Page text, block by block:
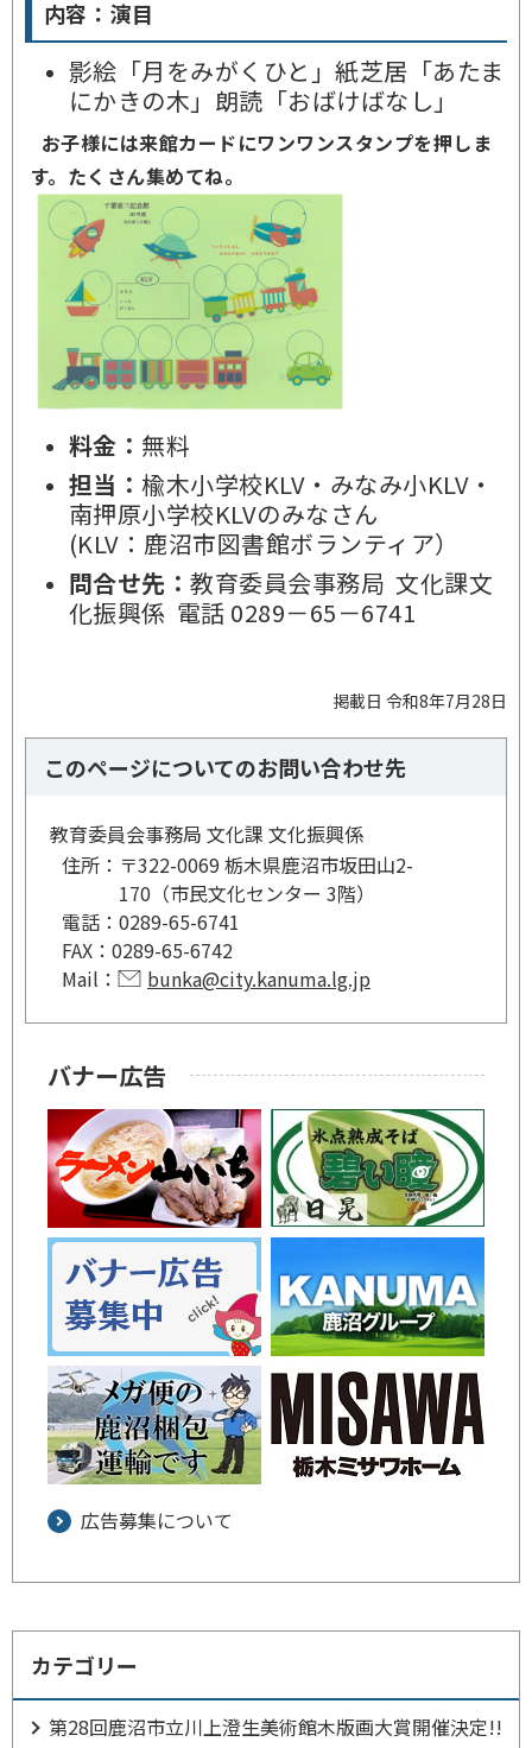
内容：演目
影絵「月をみがくひと」紙芝居「あたま
にかきの木」朗読「おばけばなし」
お子様には来館カードにワンワンスタンプを押しま
す。たくさん集めてね。
料金： 無料
担当：楡木小学校KLV・みなみ小KLV・
南押原小学校KLVのみなさん
(KLV：鹿沼市図書館ボランティア）
問合せ先：教育委員会事務局 文化課文
化振興係 電話 0289－65－6741
掲載日 令和8年7月28日
このページについてのお問い合わせ先
教育委員会事務局 文化課 文化振興係
住所： 〒322-0069 栃木県鹿沼市坂田山2-
170（市民文化センター 3階）
電話： 0289-65-6741
FAX： 0289-65-6742
Mail：
bunka@city.kanuma.lg.jp
バナー広告
広告募集について
カテゴリー
第28回鹿沼市立川上澄生美術館木版画大賞開催決定!!